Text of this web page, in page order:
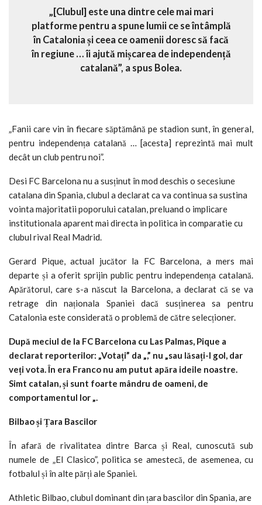
„[Clubul] este una dintre cele mai mari
platforme pentru a spune lumii ce se întâmplă
în Catalonia și ceea ce oamenii doresc să facă
în regiune … îi ajută mișcarea de independență
catalană”, a spus Bolea.
„Fanii care vin în fiecare săptămână pe stadion sunt, în general,
pentru independența catalană … [acesta] reprezintă mai mult
decât un club pentru noi”.
Desi FC Barcelona nu a susținut în mod deschis o secesiune
catalana din Spania, clubul a declarat ca va continua sa sustina
vointa majoritatii poporului catalan, preluand o implicare
institutionala aparent mai directa in politica in comparatie cu
clubul rival Real Madrid.
Gerard Pique, actual jucător la FC Barcelona, a mers mai
departe și a oferit sprijin public pentru independența catalană.
Apărătorul, care s-a născut la Barcelona, a declarat că se va
retrage din naționala Spaniei dacă susținerea sa pentru
Catalonia este considerată o problemă de către selecționer.
După meciul de la FC Barcelona cu Las Palmas, Pique a
declarat reporterilor: „Votați” da „,” nu „sau lăsați-l gol, dar
veți vota. În era Franco nu am putut apăra ideile noastre.
Simt catalan, și sunt foarte mândru de oameni, de
comportamentul lor „.
Bilbao și Țara Bascilor
În afară de rivalitatea dintre Barca și Real, cunoscută sub
numele de „El Clasico”, politica se amestecă, de asemenea, cu
fotbalul și în alte părți ale Spaniei.
Athletic Bilbao, clubul dominant din țara bascilor din Spania, are